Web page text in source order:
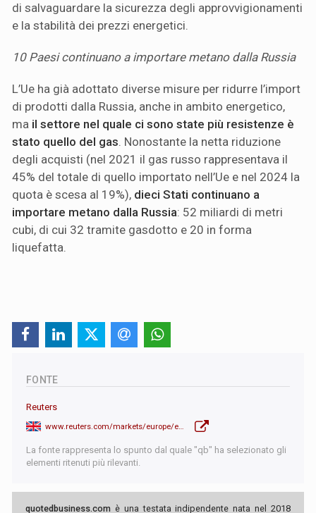
di salvaguardare la sicurezza degli approvvigionamenti
e la stabilità dei prezzi energetici.
10 Paesi continuano a importare metano dalla Russia
L’Ue ha già adottato diverse misure per ridurre l’import
di prodotti dalla Russia, anche in ambito energetico,
ma il settore nel quale ci sono state più resistenze è
stato quello del gas. Nonostante la netta riduzione
degli acquisti (nel 2021 il gas russo rappresentava il
45% del totale di quello importato nell’Ue e nel 2024 la
quota è scesa al 19%), dieci Stati continuano a
importare metano dalla Russia: 52 miliardi di metri
cubi, di cui 32 tramite gasdotto e 20 in forma
liquefatta.
FONTE
Reuters
La fonte rappresenta lo spunto dal quale "qb" ha selezionato gli
elementi ritenuti più rilevanti.
quotedbusiness.com è una testata indipendente nata nel 2018